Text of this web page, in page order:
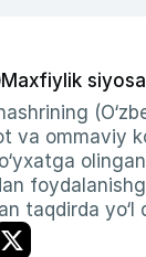
Maxfiylik
va ommaviy
taqdirda yo‘l